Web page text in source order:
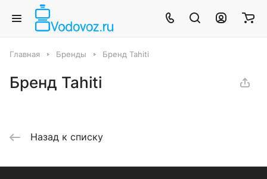
Главная Бренды Бренд Tahiti
Бренд Tahiti
Назад к списку